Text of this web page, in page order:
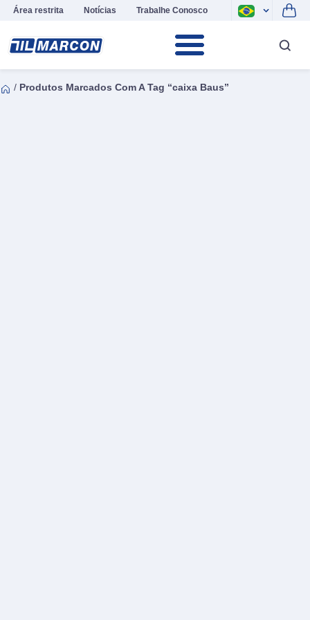
Área restrita Notícias Trabalhe Conosco
/ Produtos Marcados Com A Tag “caixa Baus”